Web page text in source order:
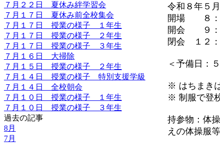
７月２２日 夏休み絆学習会
７月１７日 夏休み前全校集会
７月１７日 授業の様子 １年生
７月１７日 授業の様子 ２年生
７月１７日 授業の様子 ３年生
７月１６日 大掃除
７月１５日 授業の様子 ２年生
７月１４日 授業の様子 特別支援学級
７月１４日 全校朝会
７月１０日 授業の様子 １年生
７月１０日 授業の様子 ３年生
過去の記事
8月
7月
令和８年５
開場 ８：
開
閉会 １２
＜予備日：
※ はちまき
※ 制服で登
持参物：体
えの体操服